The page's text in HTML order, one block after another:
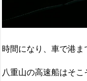
時間になり、車で港ま
八重山の高速船はそ